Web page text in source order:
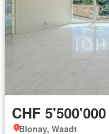
CHF 5'500'000
Blonay, Waadt